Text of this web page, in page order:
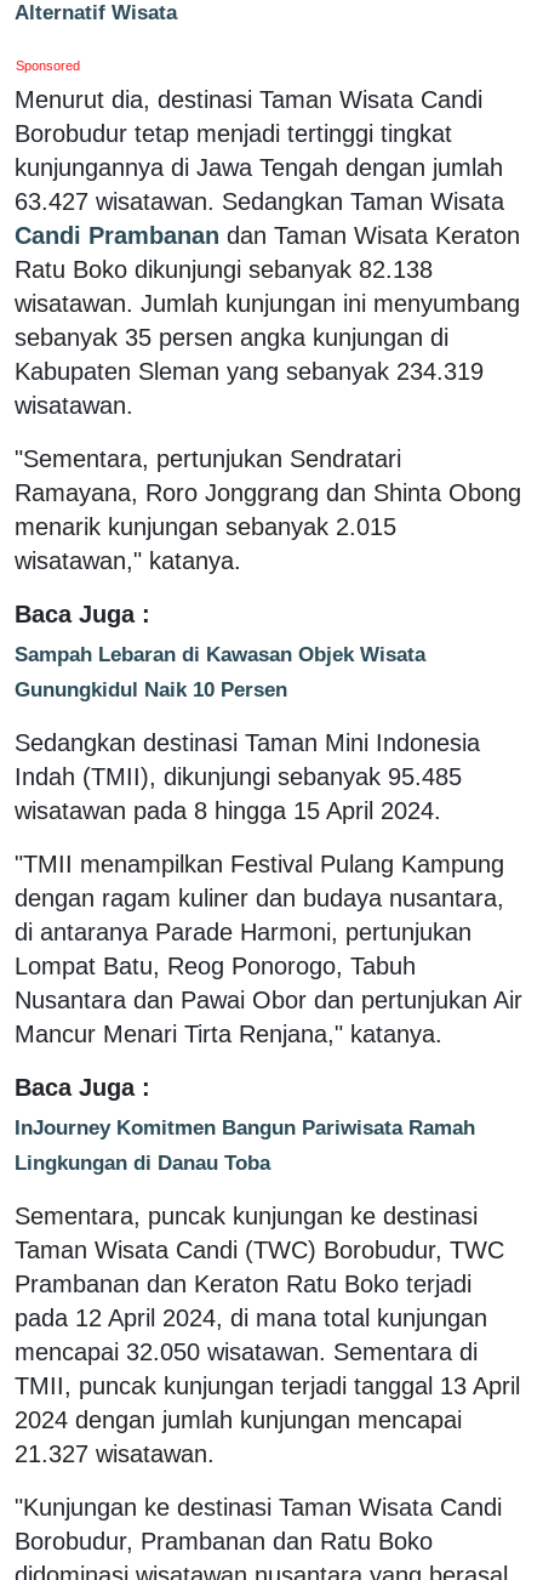
Alternatif Wisata
Sponsored
Menurut dia, destinasi Taman Wisata Candi
Borobudur tetap menjadi tertinggi tingkat
kunjungannya di Jawa Tengah dengan jumlah
63.427 wisatawan. Sedangkan Taman Wisata
Candi Prambanan dan Taman Wisata Keraton
Ratu Boko dikunjungi sebanyak 82.138
wisatawan. Jumlah kunjungan ini menyumbang
sebanyak 35 persen angka kunjungan di
Kabupaten Sleman yang sebanyak 234.319
wisatawan.
"Sementara, pertunjukan Sendratari
Ramayana, Roro Jonggrang dan Shinta Obong
menarik kunjungan sebanyak 2.015
wisatawan," katanya.
Baca Juga :
Sampah Lebaran di Kawasan Objek Wisata
Gunungkidul Naik 10 Persen
Sedangkan destinasi Taman Mini Indonesia
Indah (TMII), dikunjungi sebanyak 95.485
wisatawan pada 8 hingga 15 April 2024.
"TMII menampilkan Festival Pulang Kampung
dengan ragam kuliner dan budaya nusantara,
di antaranya Parade Harmoni, pertunjukan
Lompat Batu, Reog Ponorogo, Tabuh
Nusantara dan Pawai Obor dan pertunjukan Air
Mancur Menari Tirta Renjana," katanya.
Baca Juga :
InJourney Komitmen Bangun Pariwisata Ramah
Lingkungan di Danau Toba
Sementara, puncak kunjungan ke destinasi
Taman Wisata Candi (TWC) Borobudur, TWC
Prambanan dan Keraton Ratu Boko terjadi
pada 12 April 2024, di mana total kunjungan
mencapai 32.050 wisatawan. Sementara di
TMII, puncak kunjungan terjadi tanggal 13 April
2024 dengan jumlah kunjungan mencapai
21.327 wisatawan.
"Kunjungan ke destinasi Taman Wisata Candi
Borobudur, Prambanan dan Ratu Boko